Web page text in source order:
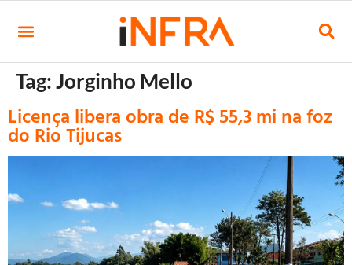
Tag:Jorginho Mello
Licença libera obra de R$ 55,3 mi na foz
do Rio Tijucas